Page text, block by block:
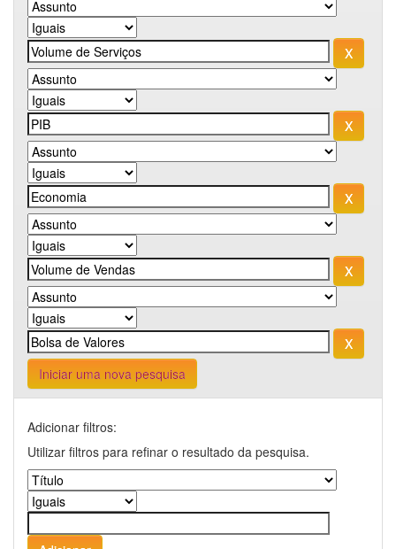
Iniciar uma nova pesquisa
Adicionar filtros:
Utilizar filtros para refinar o resultado da pesquisa.